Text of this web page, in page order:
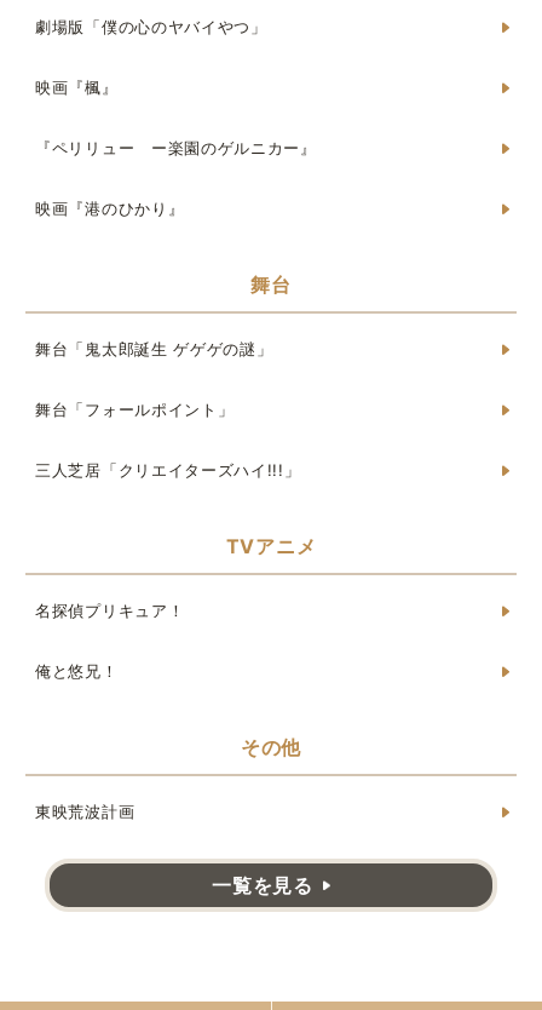
劇場版「僕の心のヤバイやつ」
映画『楓』
『ペリリュー ー楽園のゲルニカー』
映画『港のひかり』
舞台
舞台「鬼太郎誕生 ゲゲゲの謎」
舞台「フォールポイント」
三人芝居「クリエイターズハイ!!!」
TVアニメ
名探偵プリキュア！
俺と悠兄！
その他
東映荒波計画
一覧を見る